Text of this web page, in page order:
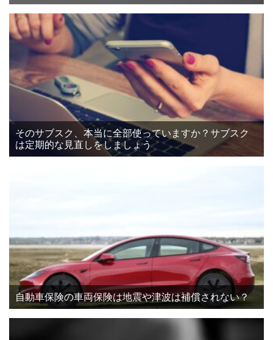
そのサブスク、本当に全部使っていますか？サブスク
は定期的な見直しをしましょう
自動車保険の車両保険は地震や津波は補償されない？